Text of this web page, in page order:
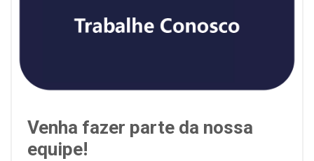
Venha fazer parte da nossa
equipe!